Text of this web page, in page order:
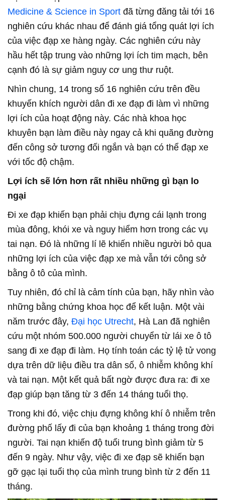
Medicine & Science in Sport đã từng đăng tải tới 16
nghiên cứu khác nhau để đánh giá tổng quát lợi ích
của việc đạp xe hàng ngày. Các nghiên cứu này
hầu hết tập trung vào những lợi ích tim mạch, bên
cạnh đó là sự giảm nguy cơ ung thư ruột.
Nhìn chung, 14 trong số 16 nghiên cứu trên đều
khuyến khích người dân đi xe đạp đi làm vì những
lợi ích của hoạt động này. Các nhà khoa học
khuyên bạn làm điều này ngay cả khi quãng đường
đến công sở tương đối ngắn và bạn có thể đạp xe
với tốc độ chậm.
Lợi ích sẽ lớn hơn rất nhiều những gì bạn lo
ngại
Đi xe đạp khiến bạn phải chịu đựng cái lạnh trong
mùa đông, khói xe và nguy hiểm hơn trong các vụ
tai nạn. Đó là những lí lẽ khiến nhiều người bỏ qua
những lợi ích của việc đạp xe mà vẫn tới công sở
bằng ô tô của mình.
Tuy nhiên, đó chỉ là cảm tính của bạn, hãy nhìn vào
những bằng chứng khoa học để kết luận. Một vài
năm trước đây, Đại học Utrecht, Hà Lan đã nghiên
cứu một nhóm 500.000 người chuyển từ lái xe ô tô
sang đi xe đạp đi làm. Họ tính toán các tỷ lệ tử vong
dựa trên dữ liệu điều tra dân số, ô nhiễm không khí
và tai nạn. Một kết quả bất ngờ được đưa ra: đi xe
đạp giúp bạn tăng từ 3 đến 14 tháng tuổi thọ.
Trong khi đó, việc chịu đựng không khí ô nhiễm trên
đường phố lấy đi của bạn khoảng 1 tháng trong đời
người. Tai nạn khiến độ tuổi trung bình giảm từ 5
đến 9 ngày. Như vậy, việc đi xe đạp sẽ khiến bạn
gỡ gạc lại tuổi thọ của mình trung bình từ 2 đến 11
tháng.